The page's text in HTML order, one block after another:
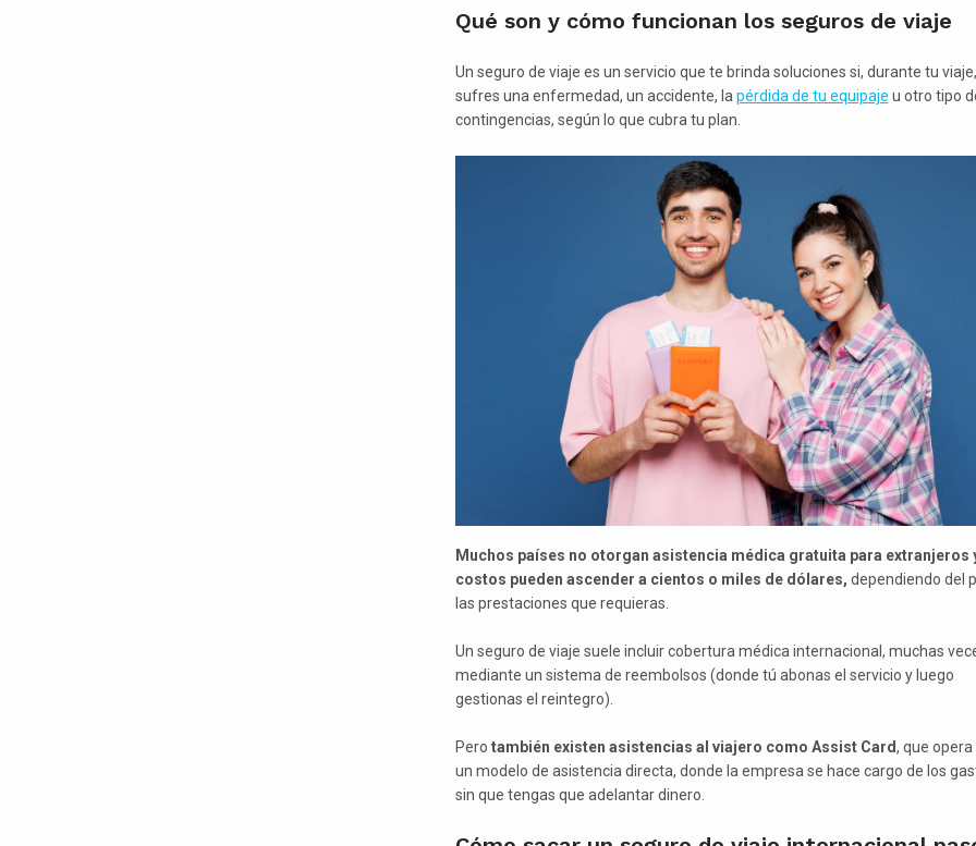
Qué son y cómo funcionan los seguros de viaje
Un seguro de viaje es un servicio que te brinda soluciones si, durante tu viaje,
sufres una enfermedad, un accidente, la pérdida de tu equipaje u otro tipo
contingencias, según lo que cubra tu plan.
Muchos países no otorgan asistencia médica gratuita para extranjeros
costos pueden ascender a cientos o miles de dólares, dependiendo del
las prestaciones que requieras.
Un seguro de viaje suele incluir cobertura médica internacional, muchas
mediante un sistema de reembolsos (donde tú abonas el servicio y luego
gestionas el reintegro).
Pero también existen asistencias al viajero como Assist Card, que opera
un modelo de asistencia directa, donde la empresa se hace cargo de los
sin que tengas que adelantar dinero.